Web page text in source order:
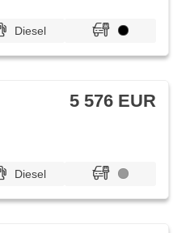
Diesel
5 576 EUR
Diesel